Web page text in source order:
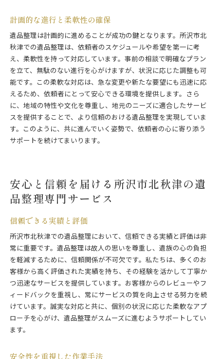
計画的な進行と柔軟性の確保
遺品整理は計画的に進めることが成功の鍵となります。所沢市北
秋津での遺品整理は、依頼者のスケジュールや希望を第一に考
え、柔軟性を持って対応しています。事前の相談で明確なプラン
を立て、無駄のない進行を心がけますが、状況に応じた調整も可
能です。この柔軟な対応は、急な変更や新たな要望にも迅速に応
えるため、依頼者にとって安心できる環境を提供します。さら
に、地域の特性や文化を尊重し、地元のニーズに適合したサービ
スを提供することで、より信頼のおける遺品整理を実現していま
す。このように、共に進んでいく姿勢で、依頼者の心に寄り添う
サポートを続けてまいります。
安心と信頼を届ける所沢市北秋津の遺
品整理専門サービス
信頼できる実績と評価
所沢市北秋津での遺品整理において、信頼できる実績と評価は非
常に重要です。遺品整理は故人の思いを尊重し、遺族の心の負担
を軽減するために、信頼関係が不可欠です。私たちは、多くのお
客様から高く評価された実績を持ち、その経験を活かして丁寧か
つ迅速なサービスを提供しています。お客様からのレビューやフ
ィードバックを重視し、常にサービスの質を向上させる努力を続
けています。誠実な対応と共に、個別の状況に応じた柔軟なアプ
ローチを心がけ、遺品整理がスムーズに進むようサポートしてい
ます。
安全性を重視した作業手法